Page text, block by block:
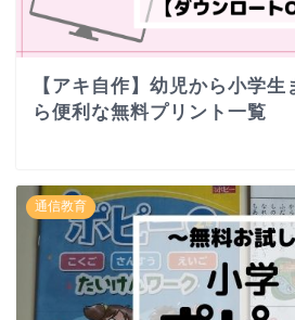
【アキ自作】幼児から小学
ら便利な無料プリント一覧
通信教育